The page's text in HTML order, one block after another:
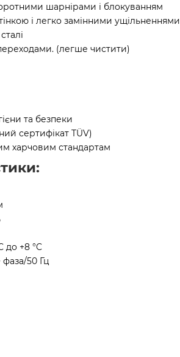
шарнірами і блокуванням
і легко замінними ущільненнями
(легше чистити)
та безпеки
сертифікат TÜV)
харчовим стандартам
до +8 °C
фаза/50 Гц